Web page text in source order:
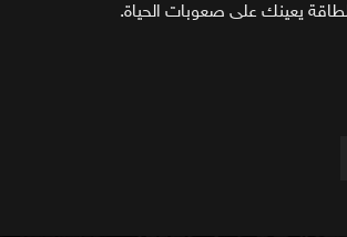
يعينك على صعوبات الحياة.